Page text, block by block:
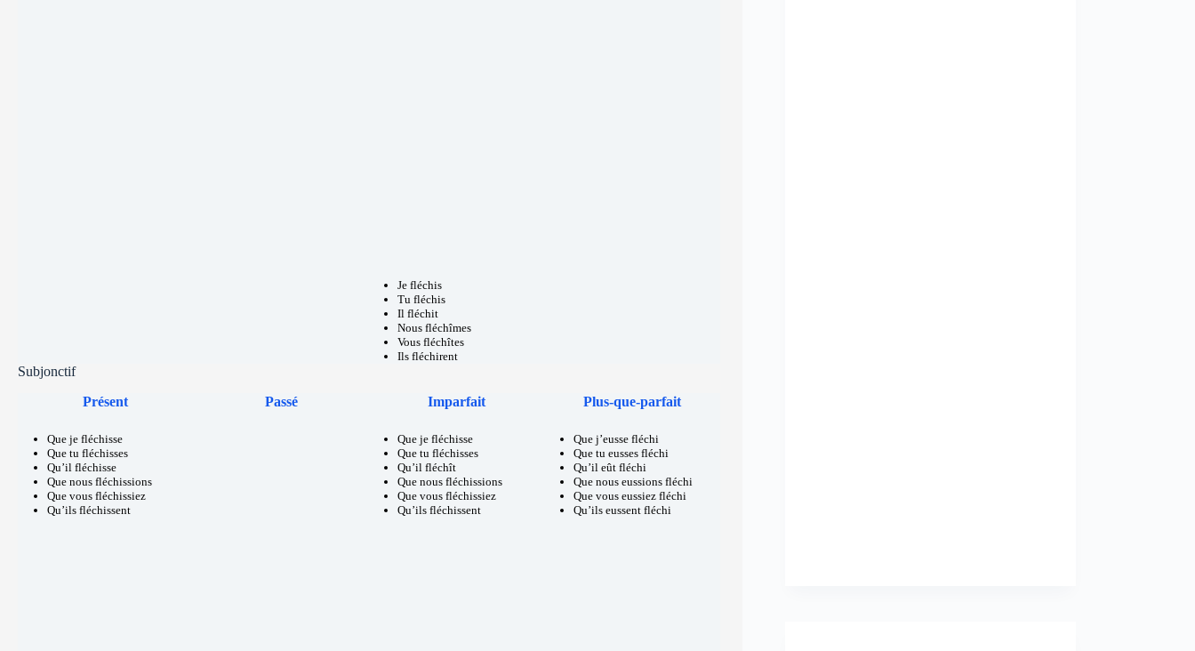
Je fléchis
Tu fléchis
Il fléchit
Nous fléchîmes
Vous fléchîtes
Ils fléchirent
Subjonctif
Présent
Que je fléchisse
Que tu fléchisses
Qu’il fléchisse
Que nous fléchissions
Que vous fléchissiez
Qu’ils fléchissent
Passé Imparfait
Que je fléchisse
Que tu fléchisses
Qu’il fléchît
Que nous fléchissions
Que vous fléchissiez
Qu’ils fléchissent
Plus-que-parfait
Que j’eusse fléchi
Que tu eusses fléchi
Qu’il eût fléchi
Que nous eussions fléchi
Que vous eussiez fléchi
Qu’ils eussent fléchi